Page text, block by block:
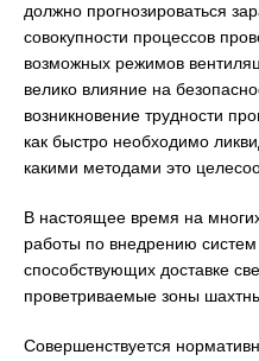
должно прогнозироваться
совокупности процессов
возможных режимов
велико влияние на
возникновение трудности
как быстро необходимо
какими методами это
В настоящее время на
работы по внедрению
способствующих доставке
проветриваемые зоны
Совершенствуется